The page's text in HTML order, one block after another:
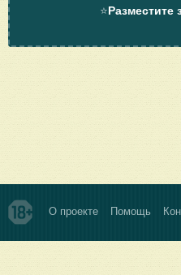
⭐Разместите
О проекте Помощь